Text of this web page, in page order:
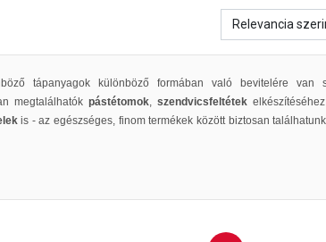
Relevancia
tápanyagok különböző formában való bevitelére van
megtalálhatók pástétomok, szendvicsfeltétek
is - az egészséges, finom termékek között biztosan